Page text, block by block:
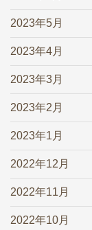
2023年5月
2023年4月
2023年3月
2023年2月
2023年1月
2022年12月
2022年11月
2022年10月